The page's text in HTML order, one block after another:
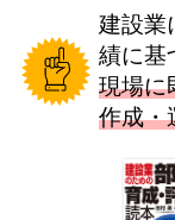
建設業
績に基
現場に
作成・